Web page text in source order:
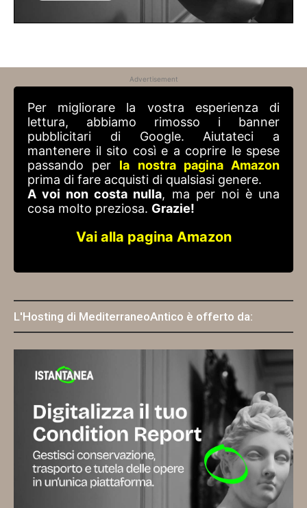
Advertisement
Per migliorare la vostra esperienza di
lettura, abbiamo rimosso i banner
pubblicitari di Google. Aiutateci a
mantenere il sito così e a coprire le spese
passando per la nostra pagina Amazon
prima di fare acquisti di qualsiasi genere.
A voi non costa nulla, ma per noi è una
cosa molto preziosa. Grazie!
Vai alla pagina Amazon
L'Hosting di MediterraneoAntico è offerto da: